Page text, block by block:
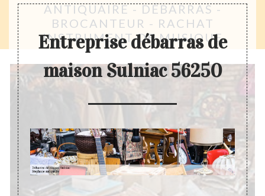
ANTIQUAIRE - DÉBARRAS -
BROCANTEUR - RACHAT
INSTRUMENT DE MUSIQUE
Entreprise débarras de
maison Sulniac 56250